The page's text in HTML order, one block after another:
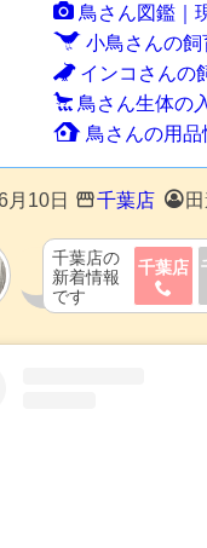
鳥さん図鑑｜
小鳥さんの飼
インコさんの
鳥さん生体の
鳥さんの用品
月10日 千葉店
千葉店の
新着情報
です
千葉店